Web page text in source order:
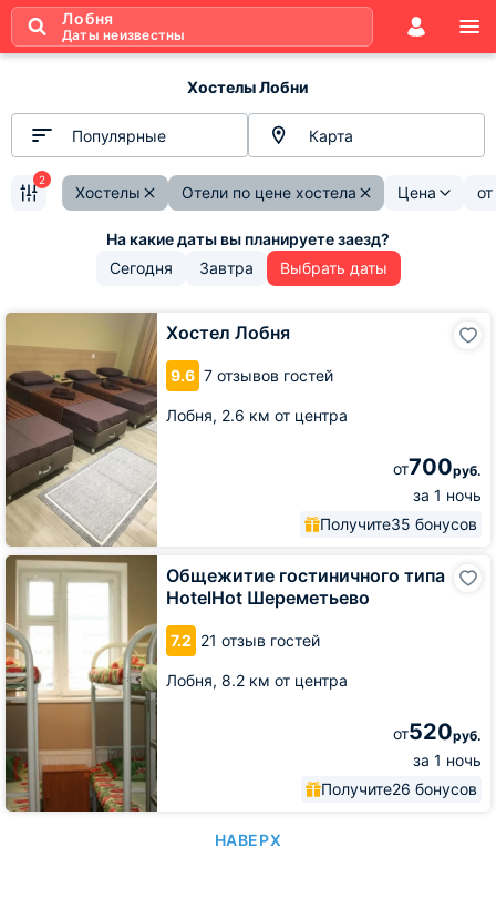
Лобня
Даты неизвестны
Хостелы Лобни
Популярные Карта
Хостелы Отели по цене хостела Цена от
2
Сегодня Завтра Выбрать даты
Хостел Лобня
9.6 7 отзывов гостей
Лобня, 2.6 км от центра
от700руб.
за 1 ночь
Получите35 бонусов
Хостел
Лобня
Общежитие гостиничного типа
HotelHot Шереметьево
7.2 21 отзыв гостей
Лобня, 8.2 км от центра
от520руб.
за 1 ночь
Получите26 бонусов
Общежитие
гостиничного
HotelHot
Шереметьево
НАВЕРХ